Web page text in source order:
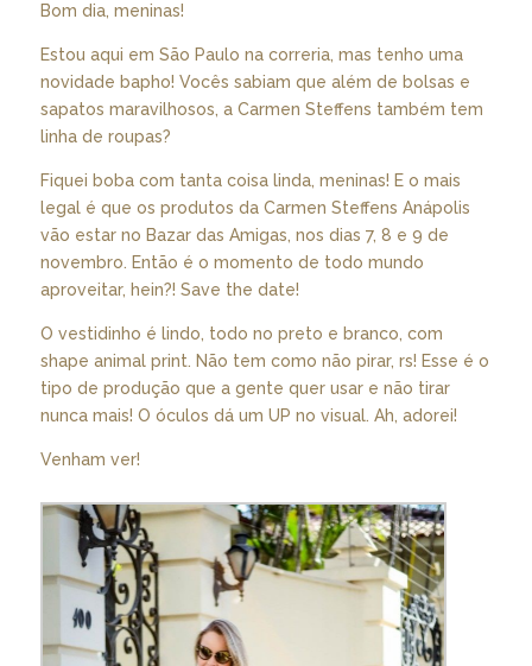
Bom dia, meninas!
Estou aqui em São Paulo na correria, mas tenho uma
novidade bapho! Vocês sabiam que além de bolsas e
sapatos maravilhosos, a Carmen Steffens também tem
linha de roupas?
Fiquei boba com tanta coisa linda, meninas! E o mais
legal é que os produtos da Carmen Steffens Anápolis
vão estar no Bazar das Amigas, nos dias 7, 8 e 9 de
novembro. Então é o momento de todo mundo
aproveitar, hein?! Save the date!
O vestidinho é lindo, todo no preto e branco, com
shape animal print. Não tem como não pirar, rs! Esse é o
tipo de produção que a gente quer usar e não tirar
nunca mais! O óculos dá um UP no visual. Ah, adorei!
Venham ver!